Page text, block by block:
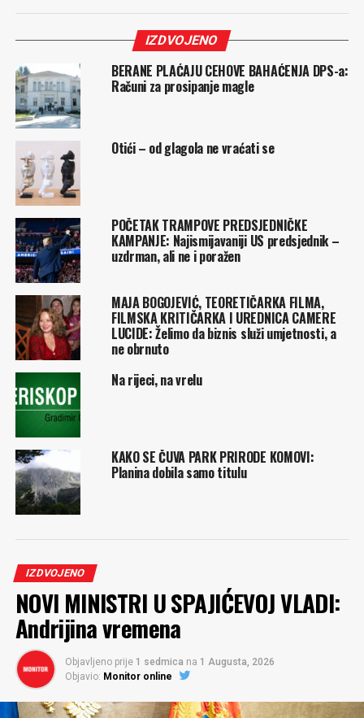
IZDVOJENO
BERANE PLAĆAJU CEHOVE BAHAĆENJA DPS-a:
Računi za prosipanje magle
Otići – od glagola ne vraćati se
POČETAK TRAMPOVE PREDSJEDNIČKE
KAMPANJE: Najismijavaniji US predsjednik –
uzdrman, ali ne i poražen
MAJA BOGOJEVIĆ, TEORETIČARKA FILMA,
FILMSKA KRITIČARKA I UREDNICA CAMERE
LUCIDE: Želimo da biznis služi umjetnosti, a
ne obrnuto
Na rijeci, na vrelu
KAKO SE ČUVA PARK PRIRODE KOMOVI:
Planina dobila samo titulu
IZDVOJENO
NOVI MINISTRI U SPAJIĆEVOJ VLADI:
Andrijina vremena
Objavljeno prije 1 sedmica na 1 Augusta, 2026
Objavio: Monitor online